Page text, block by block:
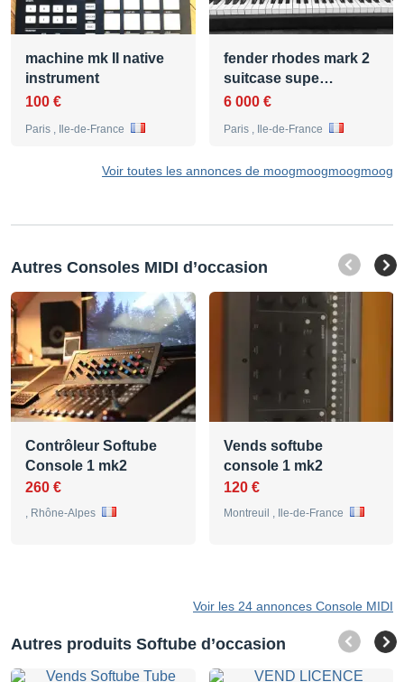
machine mk II native
instrument
100 €
Paris , Ile-de-France
fender rhodes mark 2
suitcase supe…
6 000 €
Paris , Ile-de-France
Voir toutes les annonces de moogmoogmoogmoog
Autres Consoles MIDI d’occasion
Contrôleur Softube
Console 1 mk2
260 €
, Rhône-Alpes
Vends softube
console 1 mk2
120 €
Montreuil , Ile-de-France
Voir les 24 annonces Console MIDI
Autres produits Softube d’occasion